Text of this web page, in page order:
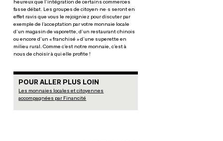
heureux que l’intégration de certains commerces
fasse débat. Les groupes de citoyen·ne·s seront en
effet ravis que vous le rejoigniez pour discuter par
exemple de l’acceptation par votre monnaie locale
d’un magasin de vaporette, d’un restaurant chinois
ou encore d’un « franchisé » d’une superette en
milieu rural. Comme c’est notre monnaie, c’est à
nous de choisir à qui elle profite !
POUR ALLER PLUS LOIN
Les monnaies locales et citoyennes
accompagnées par Financité